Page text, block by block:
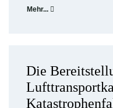
Mehr...
Die